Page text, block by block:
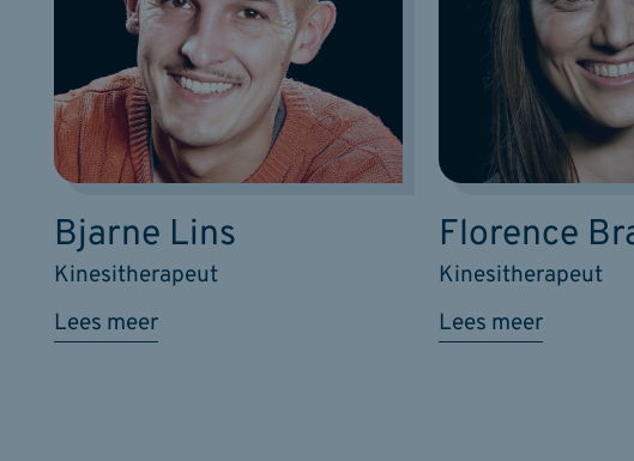
Lees meer
Kinesitherapeut
Bjarne Lins
Lees meer
Kinesitherapeut
Florence